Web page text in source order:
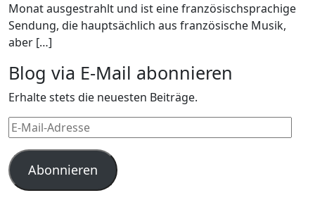
Monat ausgestrahlt und ist eine französischsprachige
Sendung, die hauptsächlich aus französische Musik,
aber […]
Blog via E-Mail abonnieren
Erhalte stets die neuesten Beiträge.
E-
Mail-
Adresse
Abonnieren